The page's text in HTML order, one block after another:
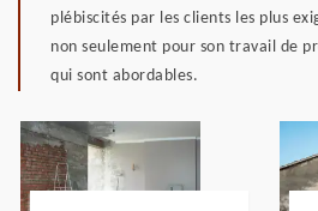
plébiscités par les clients les plus
non seulement pour son travail de
qui sont abordables.